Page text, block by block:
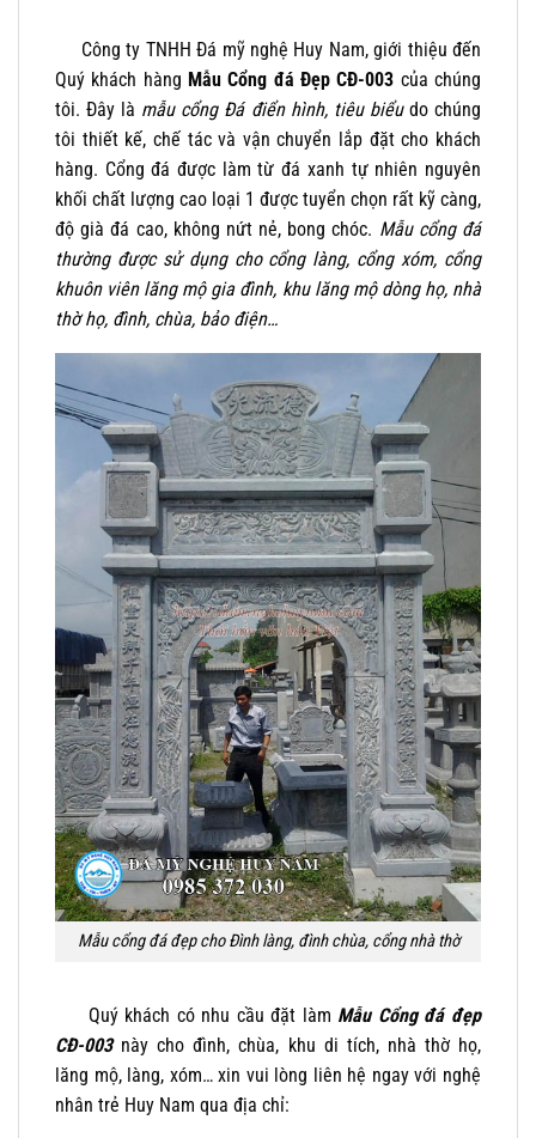
Công ty TNHH Đá mỹ nghệ Huy Nam, giới thiệu đến
Quý khách hàng Mẫu Cổng đá Đẹp CĐ-003 của chúng
tôi. Đây là mẫu cổng Đá điển hình, tiêu biểudo chúng
tôi thiết kế, chế tác và vận chuyển lắp đặt cho khách
hàng. Cổng đá được làm từ đá xanh tự nhiên nguyên
khối chất lượng cao loại 1 được tuyển chọn rất kỹ càng,
độ già đá cao, không nứt nẻ, bong chóc. Mẫu cổng đá
thường được sử dụng cho cổng làng, cổng xóm, cổng
khuôn viên lăng mộ gia đình, khu lăng mộ dòng họ, nhà
thờ họ, đình, chùa, bảo điện…
Mẫu cổng đá đẹp cho Đình làng, đình chùa, cổng nhà thờ
Quý khách có nhu cầu đặt làm Mẫu Cổng đá đẹp
CĐ-003này cho đình, chùa, khu di tích, nhà thờ họ,
lăng mộ, làng, xóm… xin vui lòng liên hệ ngay với nghệ
nhân trẻ Huy Nam qua địa chỉ: